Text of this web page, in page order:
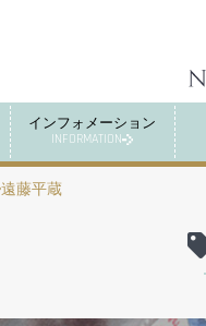
インフォメーション
INFORMATION
遠藤平蔵